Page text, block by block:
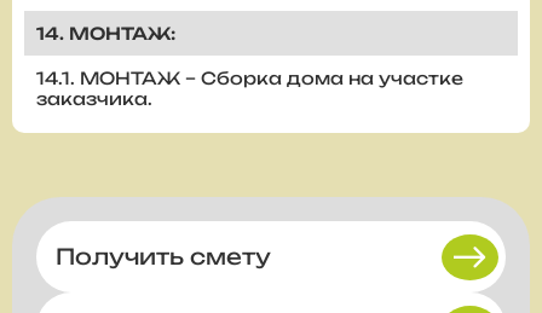
14. МОНТАЖ:
14.1. МОНТАЖ – Сборка дома на участке
заказчика.
Получить смету